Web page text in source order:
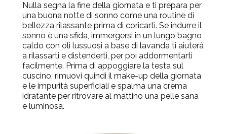
Nulla segna la fine della giornata e ti prepara per
una buona notte di sonno come una routine di
bellezza rilassante prima di coricarti. Se indurre il
sonno è una sfida, immergersi in un lungo bagno
caldo con oli lussuosi a base di lavanda ti aiuterà
a rilassarti e distenderti, per poi addormentarti
facilmente. Prima di appoggiare la testa sul
cuscino, rimuovi quindi il make-up della giornata
e le impurità superficiali e spalma una crema
idratante per ritrovare al mattino una pelle sana
e luminosa.